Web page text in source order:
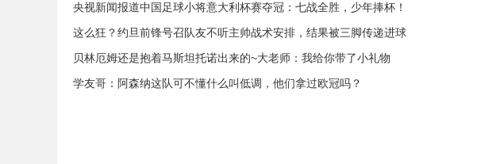
央视新闻报道中国足球小将意大利杯赛夺冠：七战全胜，少年捧杯！
这么狂？约旦前锋号召队友不听主帅战术安排，结果被三脚传递进球
贝林厄姆还是抱着马斯坦托诺出来的~大老师：我给你带了小礼物
学友哥：阿森纳这队可不懂什么叫低调，他们拿过欧冠吗？